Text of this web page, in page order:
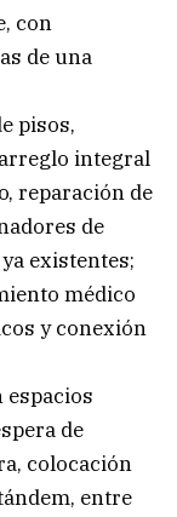
con
de una
pisos,
integral
reparación de
de
existentes;
médico
y conexión
espacios
de
colocación
entre